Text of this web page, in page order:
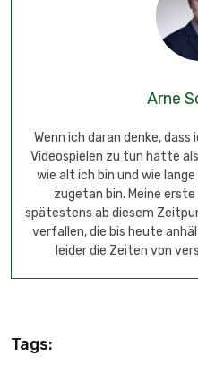
Arne
Wenn ich daran denke,
Videospielen zu tun hatte
wie alt ich bin und wie
zugetan bin. Meine erste
spätestens ab diesem
verfallen, die bis heute
leider die Zeiten von
Tags: